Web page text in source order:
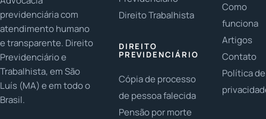
previdenciária com
atendimento humano
e transparente. Direito
Previdenciário e
Trabalhista, em São
Luís (MA) e em todo o
Brasil.
Direito Trabalhista
DIREITO
PREVIDENCIÁRIO
Cópia de processo
de pessoa falecida
Pensão por morte
Como
funciona
Artigos
Contato
Política de